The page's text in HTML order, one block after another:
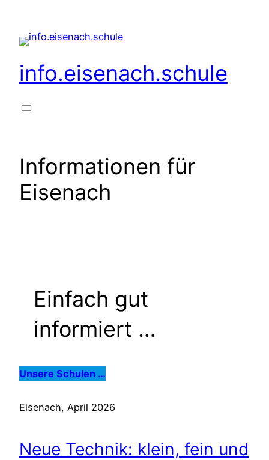
springen
info.eisenach.schule
Informationen für
Eisenach
Einfach gut
informiert …
Unsere Schulen …
Eisenach, April 2026
Neue Technik: klein, fein und